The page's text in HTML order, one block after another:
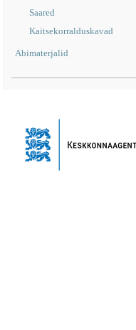
Saared
Kaitsekorralduskavad
Abimaterjalid